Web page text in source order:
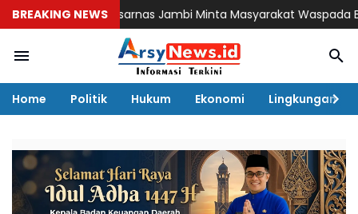
BREAKING NEWS
Basarnas Jambi Minta Masyarakat Waspada Bahaya
Home Politik Hukum Ekonomi Lingkungan